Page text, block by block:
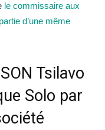
le commissaire aux
d’une même
Tsilavo
Solo par